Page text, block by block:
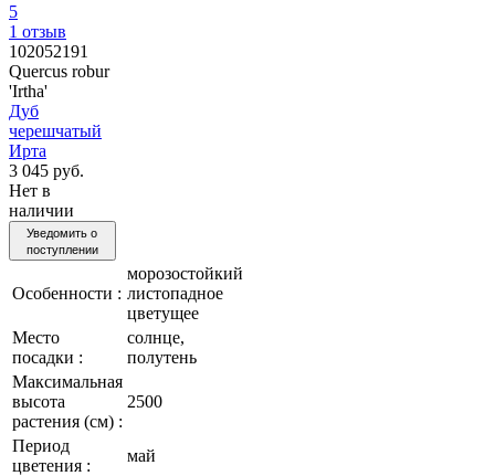
5
1 отзыв
102052191
Quercus robur
'Irtha'
Дуб
черешчатый
Ирта
3 045 руб.
Нет в
наличии
Уведомить о
поступлении
Особенности :
морозостойкий
листопадное
цветущее
Место
посадки :
солнце,
полутень
Максимальная
высота
растения (см) :
2500
Период
цветения :
май